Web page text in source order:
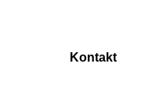
Kontakt